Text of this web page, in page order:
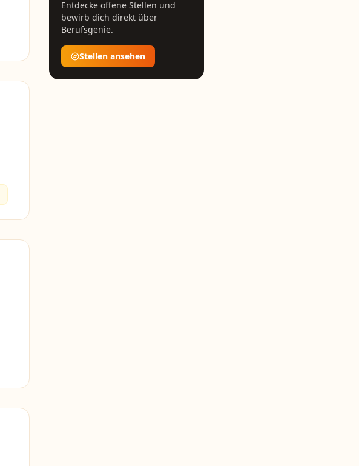
Entdecke offene Stellen und
bewirb dich direkt über
Berufsgenie.
Stellen ansehen